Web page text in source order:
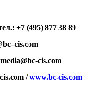
+7 (495) 877 38 89
bc–cis.com
media@bc-cis.com
/www.bc-cis.сom